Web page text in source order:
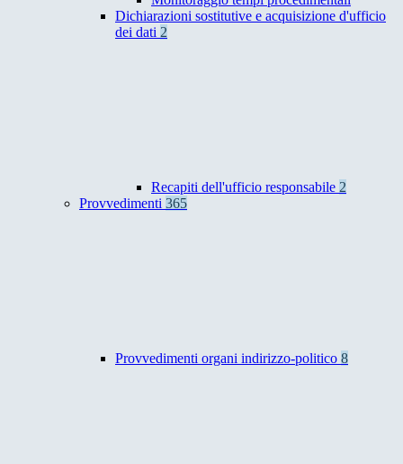
Dichiarazioni sostitutive e acquisizione d'ufficio
dei dati 2
Recapiti dell'ufficio responsabile 2
Provvedimenti 365
Provvedimenti organi indirizzo-politico 8